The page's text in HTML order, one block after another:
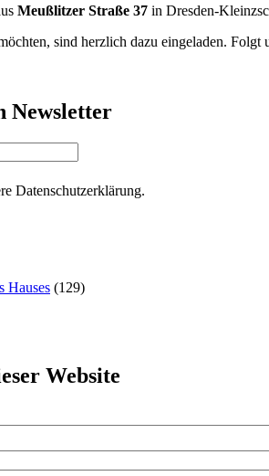
Meußlitzer Straße 37 in Dresden-
sind herzlich dazu eingeladen. Folgt
Newsletter
Datenschutzerklärung.
Hauses (129)
Website